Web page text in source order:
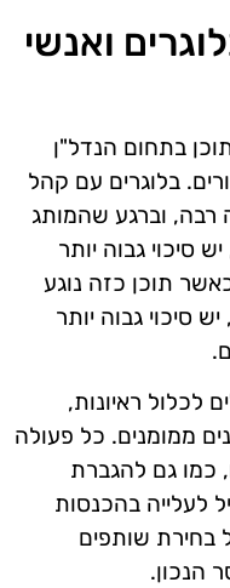
ואנשי
בתחום הנדל"ן
בלוגרים עם קהל
רבה, וברגע שהמותג
סיכוי גבוה יותר
תוכן כזה נוגע
סיכוי גבוה יותר
לכלול ראיונות,
ממומנים. כל פעולה
כמו גם להגברת
לעלייה בהכנסות
בחירת שותפים
הנכון.